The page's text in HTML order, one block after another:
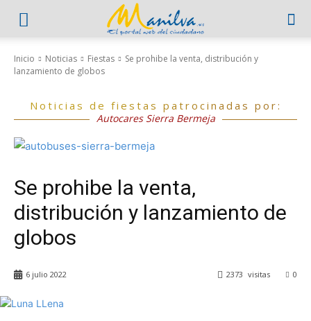
Inicio Noticias Fiestas
Se prohibe la venta, distribución y
lanzamiento de globos
Noticias de fiestas patrocinadas por:
Autocares Sierra Bermeja
Se prohibe la venta,
distribución y lanzamiento de
globos
6 julio 2022 0
2373 visitas